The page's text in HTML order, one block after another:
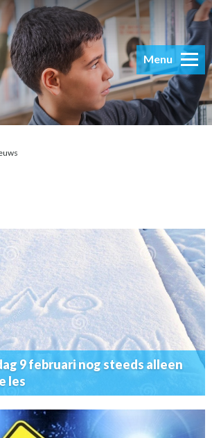
Menu
9 februari nog steeds alleen
les